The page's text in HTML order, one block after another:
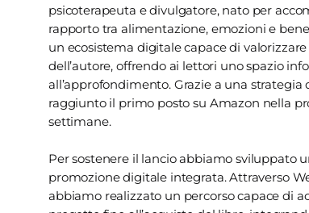
psicoterapeuta e divulgatore, nato per
rapporto tra alimentazione, emozioni e
un ecosistema digitale capace di
dell’autore, offrendo ai lettori uno spazio
all’approfondimento. Grazie a una
raggiunto il primo posto su Amazon nella
settimane.
Per sostenere il lancio abbiamo sviluppato
promozione digitale integrata. Attraverso
abbiamo realizzato un percorso capace di